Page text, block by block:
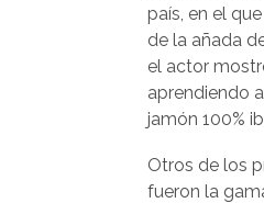
país, en el
de la añada
el actor
aprendiendo
jamón 100%
Otros de los
fueron la